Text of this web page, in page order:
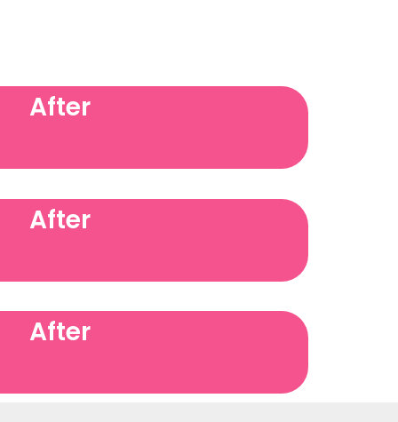
After
After
After